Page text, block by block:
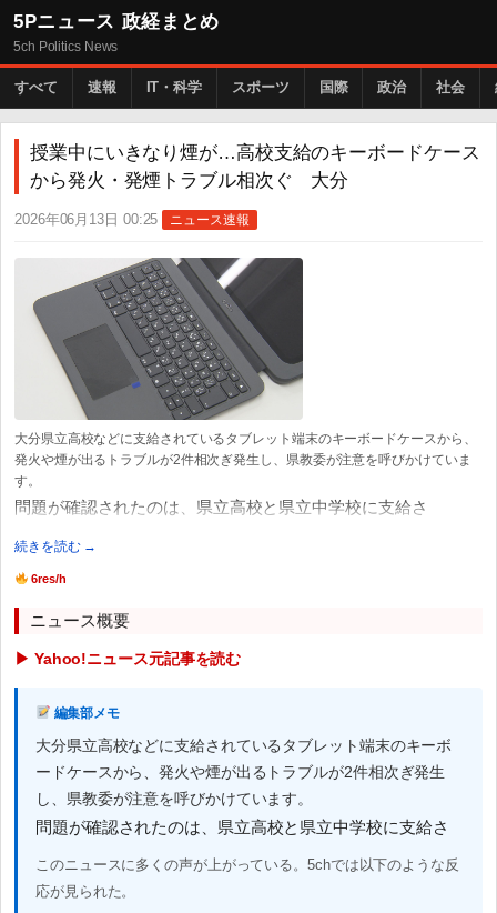
5Pニュース 政経まとめ
5ch Politics News
すべて 速報 IT・科学 スポーツ 国際 政治 社会
授業中にいきなり煙が…高校支給のキーボードケース
から発火・発煙トラブル相次ぐ 大分
2026年06月13日 00:25 ニュース速報
大分県立高校などに支給されているタブレット端末のキーボードケースから、
発火や煙が出るトラブルが2件相次ぎ発生し、県教委が注意を呼びかけていま
す。
問題が確認されたのは、県立高校と県立中学校に支給さ
続きを読む →
6res/h
ニュース概要
▶ Yahoo!ニュース元記事を読む
編集部メモ
大分県立高校などに支給されているタブレット端末のキーボ
ードケースから、発火や煙が出るトラブルが2件相次ぎ発生
し、県教委が注意を呼びかけています。
問題が確認されたのは、県立高校と県立中学校に支給さ
このニュースに多くの声が上がっている。5chでは以下のような反
応が見られた。